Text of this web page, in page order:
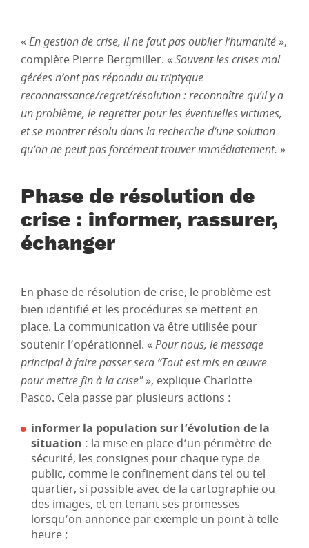
«En gestion de crise, il ne faut pas oublier l’humanité »,
complète Pierre Bergmiller. «Souvent les crises mal
gérées n’ont pas répondu au triptyque
reconnaissance/regret/résolution : reconnaître qu’il y a
un problème, le regretter pour les éventuelles victimes,
et se montrer résolu dans la recherche d’une solution
qu’on ne peut pas forcément trouver immédiatement. »
Phase de résolution de
crise : informer, rassurer,
échanger
En phase de résolution de crise, le problème est
bien identifié et les procédures se mettent en
place. La communication va être utilisée pour
soutenir l’opérationnel. «Pour nous, le message
principal à faire passer sera “Tout est mis en œuvre
pour mettre fin à la crise"», explique Charlotte
Pasco. Cela passe par plusieurs actions :
informer la population sur l’évolution de la
situation : la mise en place d’un périmètre de
sécurité, les consignes pour chaque type de
public, comme le confinement dans tel ou tel
quartier, si possible avec de la cartographie ou
des images, et en tenant ses promesses
lorsqu’on annonce par exemple un point à telle
heure ;